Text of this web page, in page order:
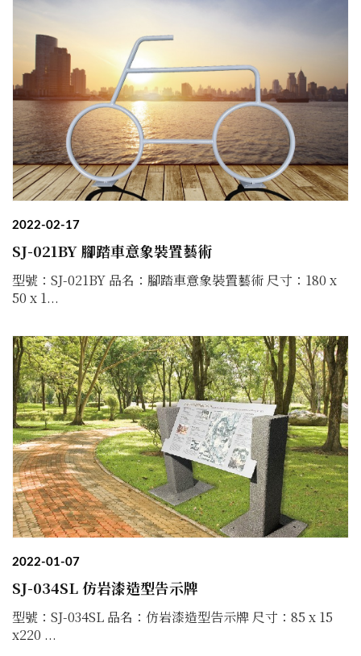
2022-02-17
SJ-021BY 腳踏車意象裝置藝術
型號：SJ-021BY 品名：腳踏車意象裝置藝術 尺寸：180 x
50 x 1...
2022-01-07
SJ-034SL 仿岩漆造型告示牌
型號：SJ-034SL 品名：仿岩漆造型告示牌 尺寸：85 x 15
x220 ...